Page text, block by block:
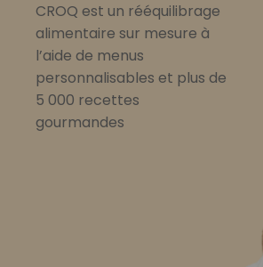
CROQ est un rééquilibrage
alimentaire sur mesure à
l’aide de menus
personnalisables et plus de
5 000 recettes
gourmandes